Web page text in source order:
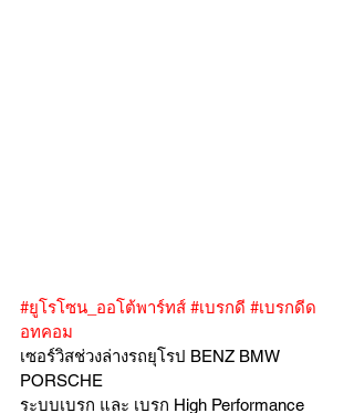
#ยูโรโซน_ออโต้พาร์ทส์ #เบรกดี #เบรกดีด
อทคอม
เซอร์วิสช่วงล่างรถยุโรป BENZ BMW
PORSCHE
ระบบเบรก และ เบรก High Performance